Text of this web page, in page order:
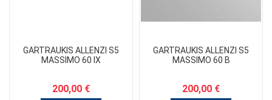
GARTRAUKIS ALLENZI S5
MASSIMO 60 IX
200,00 €
GARTRAUKIS ALLENZI S5
MASSIMO 60 B
200,00 €